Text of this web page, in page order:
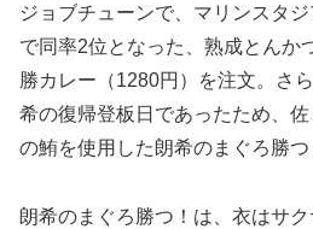
ジョブチューンで、マリンスタ
で同率2位となった、熟成とんか
勝カレー（1280円）を注文。さ
希の復帰登板日であったため、
の鮪を使用した朗希のまぐろ勝つ
朗希のまぐろ勝つ！は、衣はサ